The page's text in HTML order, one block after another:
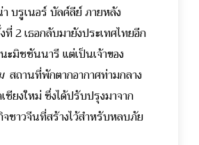
บรูเนอร์ บัลค์ลีย์ ภายหลัง
ที่ 2 เธอกลับมายังประเทศไทยอีก
ะมิชชันนารี แต่เป็นเจ้าของ
สถานที่พักตากอากาศท่ามกลาง
ชียงใหม่ ซึ่งได้ปรับปรุงมาจาก
ชาวจีนที่สร้างไว้สำหรับหลบภัย